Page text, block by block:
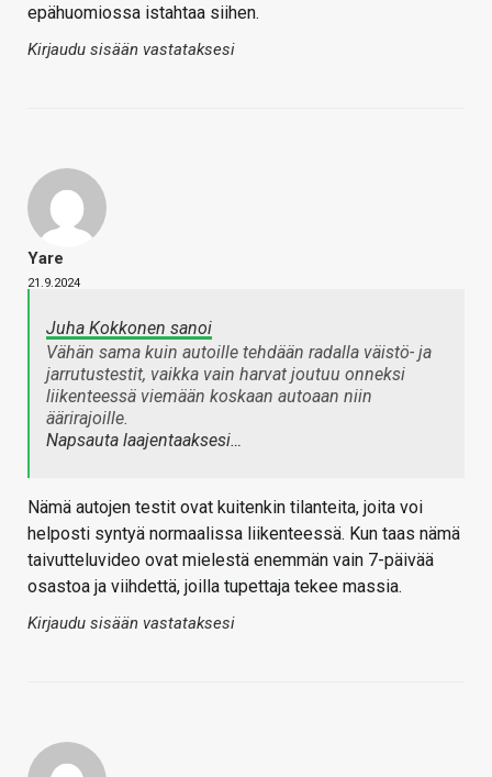
epähuomiossa istahtaa siihen.
Kirjaudu sisään vastataksesi
Yare
21.9.2024
Juha Kokkonen sanoi
Vähän sama kuin autoille tehdään radalla väistö- ja
jarrutustestit, vaikka vain harvat joutuu onneksi
liikenteessä viemään koskaan autoaan niin
äärirajoille.
Napsauta laajentaaksesi…
Nämä autojen testit ovat kuitenkin tilanteita, joita voi
helposti syntyä normaalissa liikenteessä. Kun taas nämä
taivutteluvideo ovat mielestä enemmän vain 7-päivää
osastoa ja viihdettä, joilla tupettaja tekee massia.
Kirjaudu sisään vastataksesi